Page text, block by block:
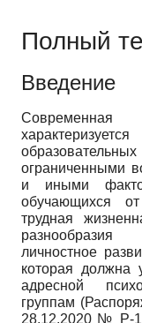
Полный
Введение
ограниченными
и иными
обучающихся
трудная
личностное
которая должна
адресной
группам
28.12.2020 № Р-